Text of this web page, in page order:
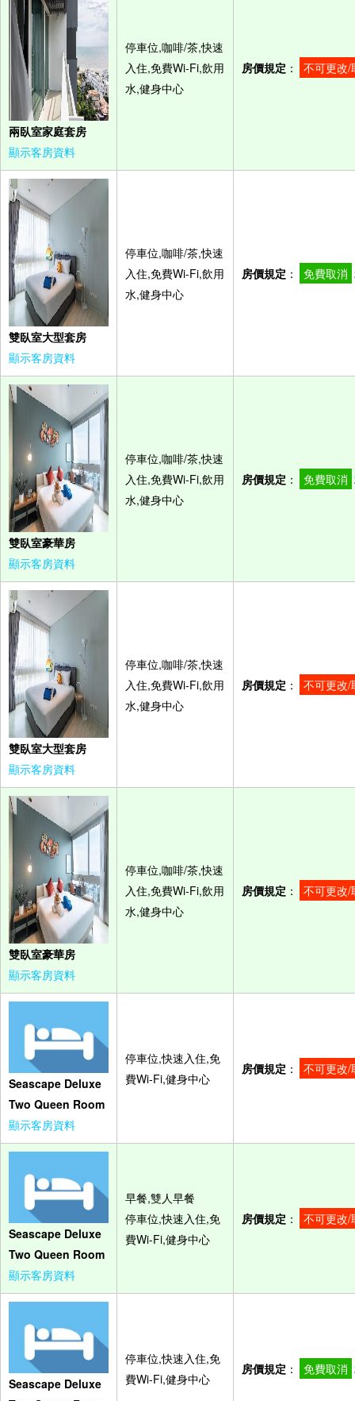
兩臥室家庭套房
顯示客房資料
停車位,咖啡/茶,快速
入住,免費Wi-Fi,飲用
水,健身中心
房價規定 ： 不可更改/
雙臥室大型套房
顯示客房資料
停車位,咖啡/茶,快速
入住,免費Wi-Fi,飲用
水,健身中心
房價規定 ： 免費取消
雙臥室豪華房
顯示客房資料
停車位,咖啡/茶,快速
入住,免費Wi-Fi,飲用
水,健身中心
房價規定 ： 免費取消
雙臥室大型套房
顯示客房資料
停車位,咖啡/茶,快速
入住,免費Wi-Fi,飲用
水,健身中心
房價規定 ： 不可更改/
雙臥室豪華房
顯示客房資料
停車位,咖啡/茶,快速
入住,免費Wi-Fi,飲用
水,健身中心
房價規定 ： 不可更改/
Seascape Deluxe
Two Queen Room
顯示客房資料
停車位,快速入住,免
費Wi-Fi,健身中心
房價規定 ： 不可更改/
Seascape Deluxe
Two Queen Room
顯示客房資料
早餐,雙人早餐
停車位,快速入住,免
費Wi-Fi,健身中心
房價規定 ： 不可更改/
Seascape Deluxe
停車位,快速入住,免
費Wi-Fi,健身中心
房價規定 ： 免費取消